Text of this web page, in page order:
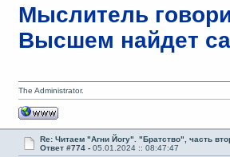
Мыслитель
Высшем найдет
The Administrator.
Re: Читаем "Агни Йогу". "Братство", часть
Ответ #774 -05.01.2024 :: 08:47:47